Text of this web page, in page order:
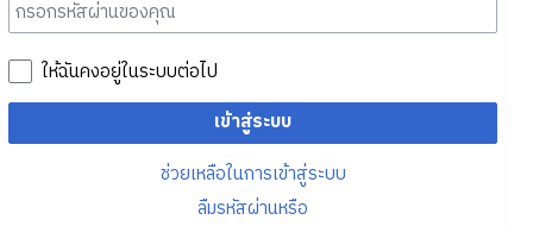
ให้ฉันคงอยู่ในระบบต่อไป
เข้าสู่ระบบ
ช่วยเหลือในการเข้าสู่ระบบ
ลืมรหัสผ่านหรือ